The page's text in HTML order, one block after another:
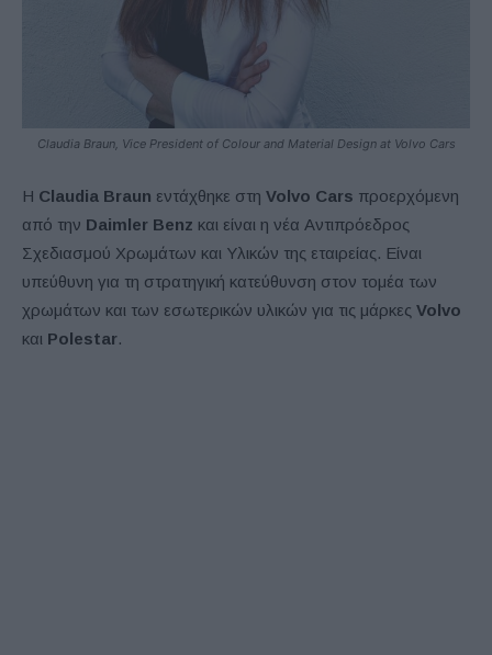
Claudia Braun, Vice President of Colour and Material Design at Volvo Cars
Η Claudia Braun εντάχθηκε στη Volvo Cars προερχόμενη
από την Daimler Benz και είναι η νέα Αντιπρόεδρος
Σχεδιασμού Χρωμάτων και Υλικών της εταιρείας. Είναι
υπεύθυνη για τη στρατηγική κατεύθυνση στον τομέα των
χρωμάτων και των εσωτερικών υλικών για τις μάρκες Volvo
και Polestar.